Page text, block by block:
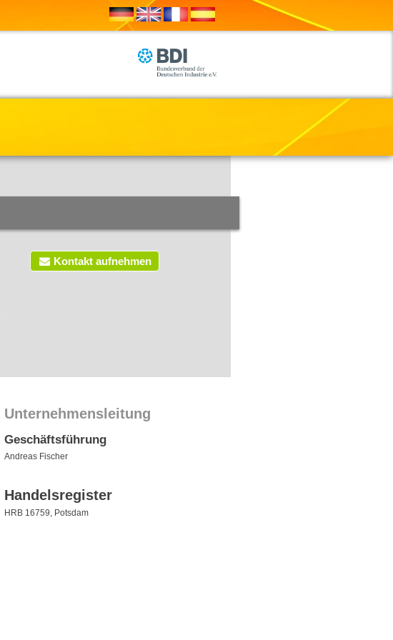
Kontakt aufnehmen
Unternehmensleitung
Geschäftsführung
Andreas Fischer
Handelsregister
HRB 16759, Potsdam